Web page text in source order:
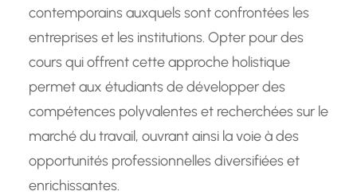
contemporains auxquels sont confrontées les
entreprises et les institutions. Opter pour des
cours qui offrent cette approche holistique
permet aux étudiants de développer des
compétences polyvalentes et recherchées sur le
marché du travail, ouvrant ainsi la voie à des
opportunités professionnelles diversifiées et
enrichissantes.